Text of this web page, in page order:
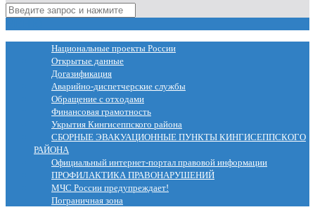
Национальные проекты России
Открытые данные
Догазификация
Аварийно-диспетчерские службы
Обращение с отходами
Финансовая грамотность
Укрытия Кингисеппского района
СБОРНЫЕ ЭВАКУАЦИОННЫЕ ПУНКТЫ КИНГИСЕППСКОГО
РАЙОНА
Официальный интернет-портал правовой информации
ПРОФИЛАКТИКА ПРАВОНАРУШЕНИЙ
МЧС России предупреждает!
Пограничная зона